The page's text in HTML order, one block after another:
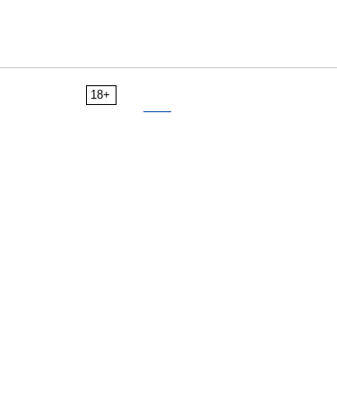
18+